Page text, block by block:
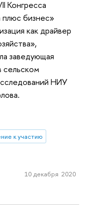
Конгресса
плюс бизнес»
как драйвер
заведующая
сельском
НИУ
к участию
10 декабря 2020